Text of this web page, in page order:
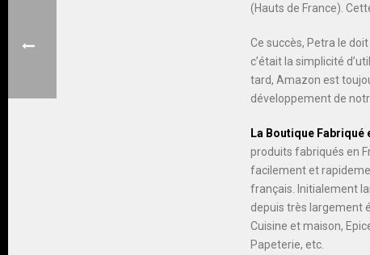
(Hauts de France).
Ce succès, Petra le
c’était la simplicité
tard, Amazon est
développement de
La Boutique Fabriqué
produits fabriqués en
facilement et
français. Initialement
depuis très largement
Cuisine et maison,
Papeterie, etc.